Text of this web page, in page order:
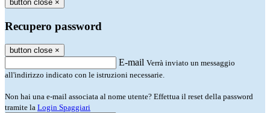
button close ×
Recupero password
button close ×
E-mail Verrà inviato un messaggio
all'indirizzo indicato con le istruzioni necessarie.
Non hai una e-mail associata al nome utente? Effettua il reset della password
tramite la Login Spaggiari